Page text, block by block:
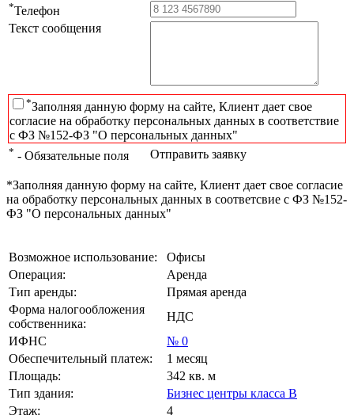
*Телефон
Текст сообщения
*Заполняя данную форму на сайте, Клиент дает свое
согласие на обработку персональных данных в соответствие
с ФЗ №152-ФЗ "О персональных данных"
* - Обязательные поля Отправить заявку
*Заполняя данную форму на сайте, Клиент дает свое согласие
на обработку персональных данных в соответсвие с ФЗ №152-
ФЗ "О персональных данных"
Возможное использование:
Офисы
Операция:
Аренда
Тип аренды:
Прямая аренда
Форма налогообложения
собственника:
НДС
ИФНС
№ 0
Обеспечительный платеж:
1 месяц
Площадь:
342 кв. м
Тип здания:
Бизнес центры класса B
Этаж:
4